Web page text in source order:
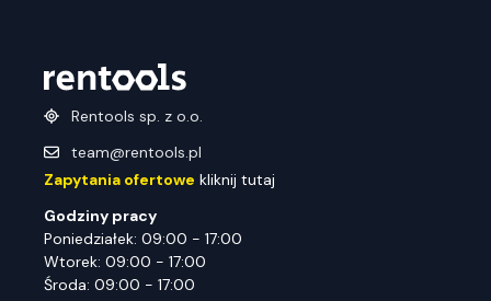
Rentools sp. z o.o.
team@rentools.pl
Zapytania ofertowe kliknij tutaj
Godziny pracy
Poniedziałek: 09:00 - 17:00
Wtorek: 09:00 - 17:00
Środa: 09:00 - 17:00